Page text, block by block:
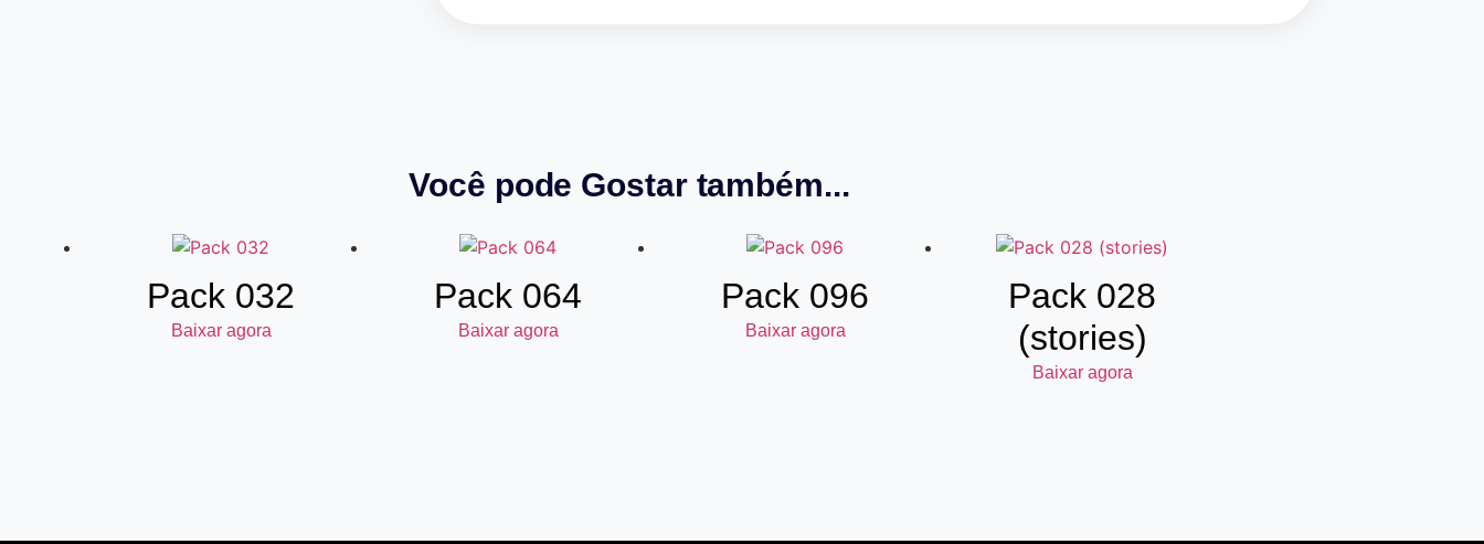
Você pode Gostar também...
Pack 032
Baixar agora
Pack 064
Baixar agora
Pack 096
Baixar agora
Pack 028
(stories)
Baixar agora